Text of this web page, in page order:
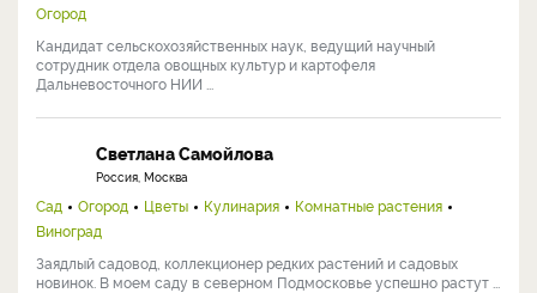
Огород
Кандидат сельскохозяйственных наук, ведущий научный
сотрудник отдела овощных культур и картофеля
Дальневосточного НИИ ...
Светлана Самойлова
Россия, Москва
Сад Огород Цветы Кулинария
Комнатные растения
Виноград
Заядлый садовод, коллекционер редких растений и садовых
новинок. В моем саду в северном Подмосковье успешно растут ...